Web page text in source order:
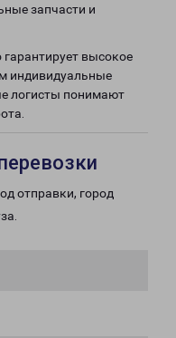
запчасти и
гарантирует высокое
индивидуальные
логисты понимают
отправки, город